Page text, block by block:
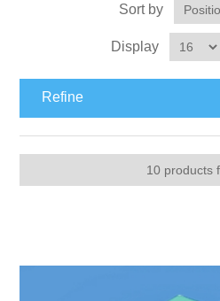
Sort by
Display
Refine
10 products